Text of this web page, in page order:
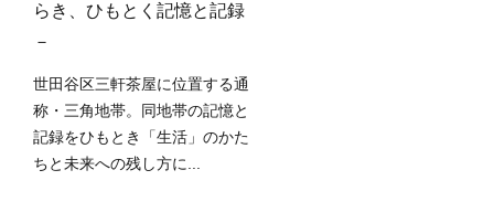
らき、ひもとく記憶と記録
－
世田谷区三軒茶屋に位置する通
称・三角地帯。同地帯の記憶と
記録をひもとき「生活」のかた
ちと未来への残し方に...